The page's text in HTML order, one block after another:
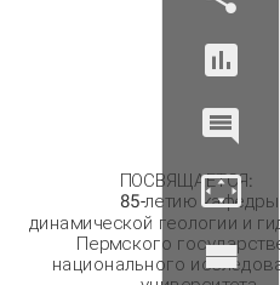
ПОСВЯЩАЕТСЯ:
85-летию кафедры
динамической геологии и
Пермского
национального